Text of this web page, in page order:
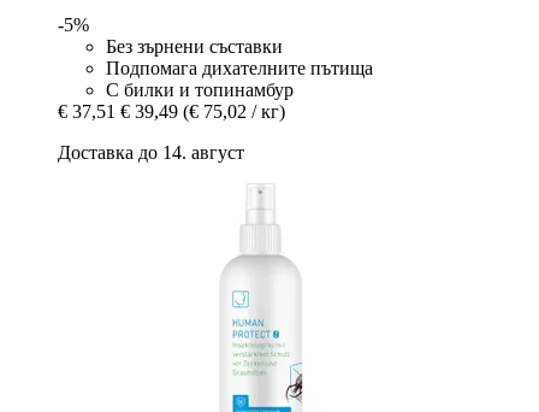
-5%
Без зърнени съставки
Подпомага дихателните пътища
С билки и топинамбур
€ 37,51 € 39,49 (€ 75,02 / кг)
Доставка до 14. август